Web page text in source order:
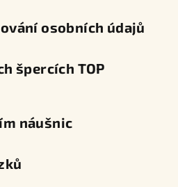
osobních údajů
špercích TOP
náušnic